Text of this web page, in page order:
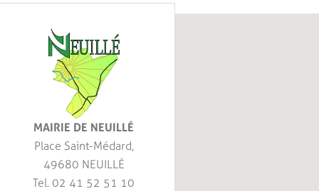
MAIRIE DE NEUILLÉ
Place Saint-Médard,
49680 NEUILLÉ
Tel. 02 41 52 51 10